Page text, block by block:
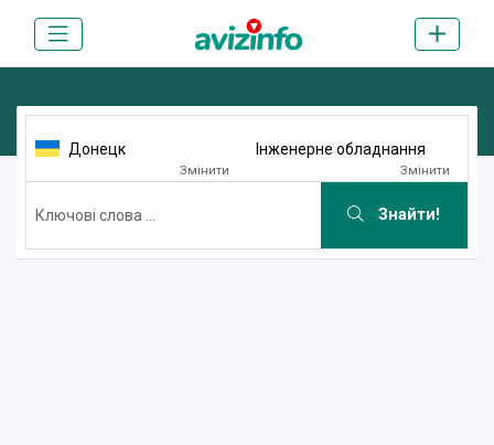
Донецк
Змінити
Інженерне обладнання
Змінити
Знайти!